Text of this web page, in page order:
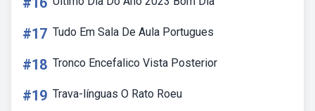
#17 Tudo Em Sala De Aula Portugues
#18 Tronco Encefalico Vista Posterior
#19 Trava-línguas O Rato Roeu